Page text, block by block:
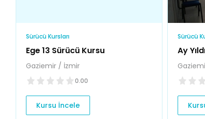
Sürücü Kursları
Ege 13 Sürücü Kursu
Gaziemir / İzmir
0.00
Kursu İncele
Sürücü
Ay